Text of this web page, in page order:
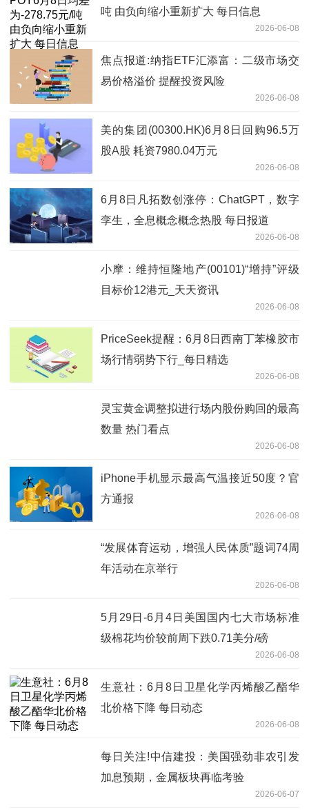
吨 由负向缩小重新扩大 每日信息
2026-06-08
焦点报道:纳指ETF汇添富：二级市场交
易价格溢价 提醒投资风险
2026-06-08
美的集团(00300.HK)6月8日回购96.5万
股A股 耗资7980.04万元
2026-06-08
6月8日凡拓数创涨停：ChatGPT，数字
孪生，全息概念概念热股 每日报道
2026-06-08
小摩：维持恒隆地产(00101)“增持”评级
目标价12港元_天天资讯
2026-06-08
PriceSeek提醒：6月8日西南丁苯橡胶市
场行情弱势下行_每日精选
2026-06-08
灵宝黄金调整拟进行场内股份购回的最高
数量 热门看点
2026-06-08
iPhone手机显示最高气温接近50度？官
方通报
2026-06-08
“发展体育运动，增强人民体质”题词74周
年活动在京举行
2026-06-08
5月29日-6月4日美国国内七大市场标准
级棉花均价较前周下跌0.71美分/磅
2026-06-08
生意社：6月8日卫星化学丙烯酸乙酯华
北价格下降 每日动态
2026-06-08
每日关注!中信建投：美国强劲非农引发
加息预期，金属板块再临考验
2026-06-07